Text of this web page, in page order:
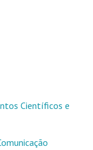
Científicos e